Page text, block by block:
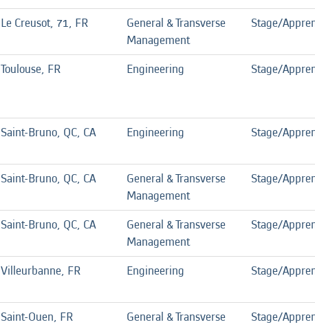
Le Creusot, 71, FR
General & Transverse
Management
Stage/
Toulouse, FR Engineering Stage/
Saint-Bruno, QC, CA Engineering Stage/
Saint-Bruno, QC, CA
General & Transverse
Management
Stage/
Saint-Bruno, QC, CA
General & Transverse
Management
Stage/
Villeurbanne, FR Engineering Stage/
Saint-Ouen, FR
General & Transverse
Stage/